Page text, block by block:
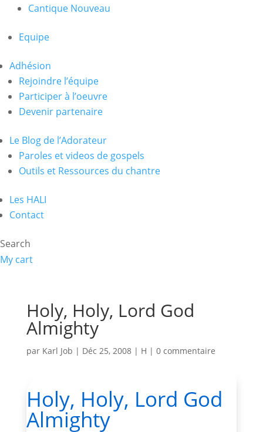
Cantique Nouveau
Equipe
Adhésion
Rejoindre l’équipe
Participer à l’oeuvre
Devenir partenaire
Le Blog de l’Adorateur
Paroles et videos de gospels
Outils et Ressources du chantre
Les HALI
Contact
Search
My cart
Holy, Holy, Lord God
Almighty
par Karl Job | Déc 25, 2008| H | 0 commentaire
Holy, Holy, Lord God
Almighty